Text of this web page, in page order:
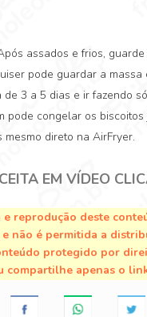
assados e frios,
pode guardar a
3 a 5 dias e ir fazendo
pode congelar os
direto na AirFryer.
EM VÍDEO
e reprodução deste
não é permitida a
protegido por
compartilhe apenas o